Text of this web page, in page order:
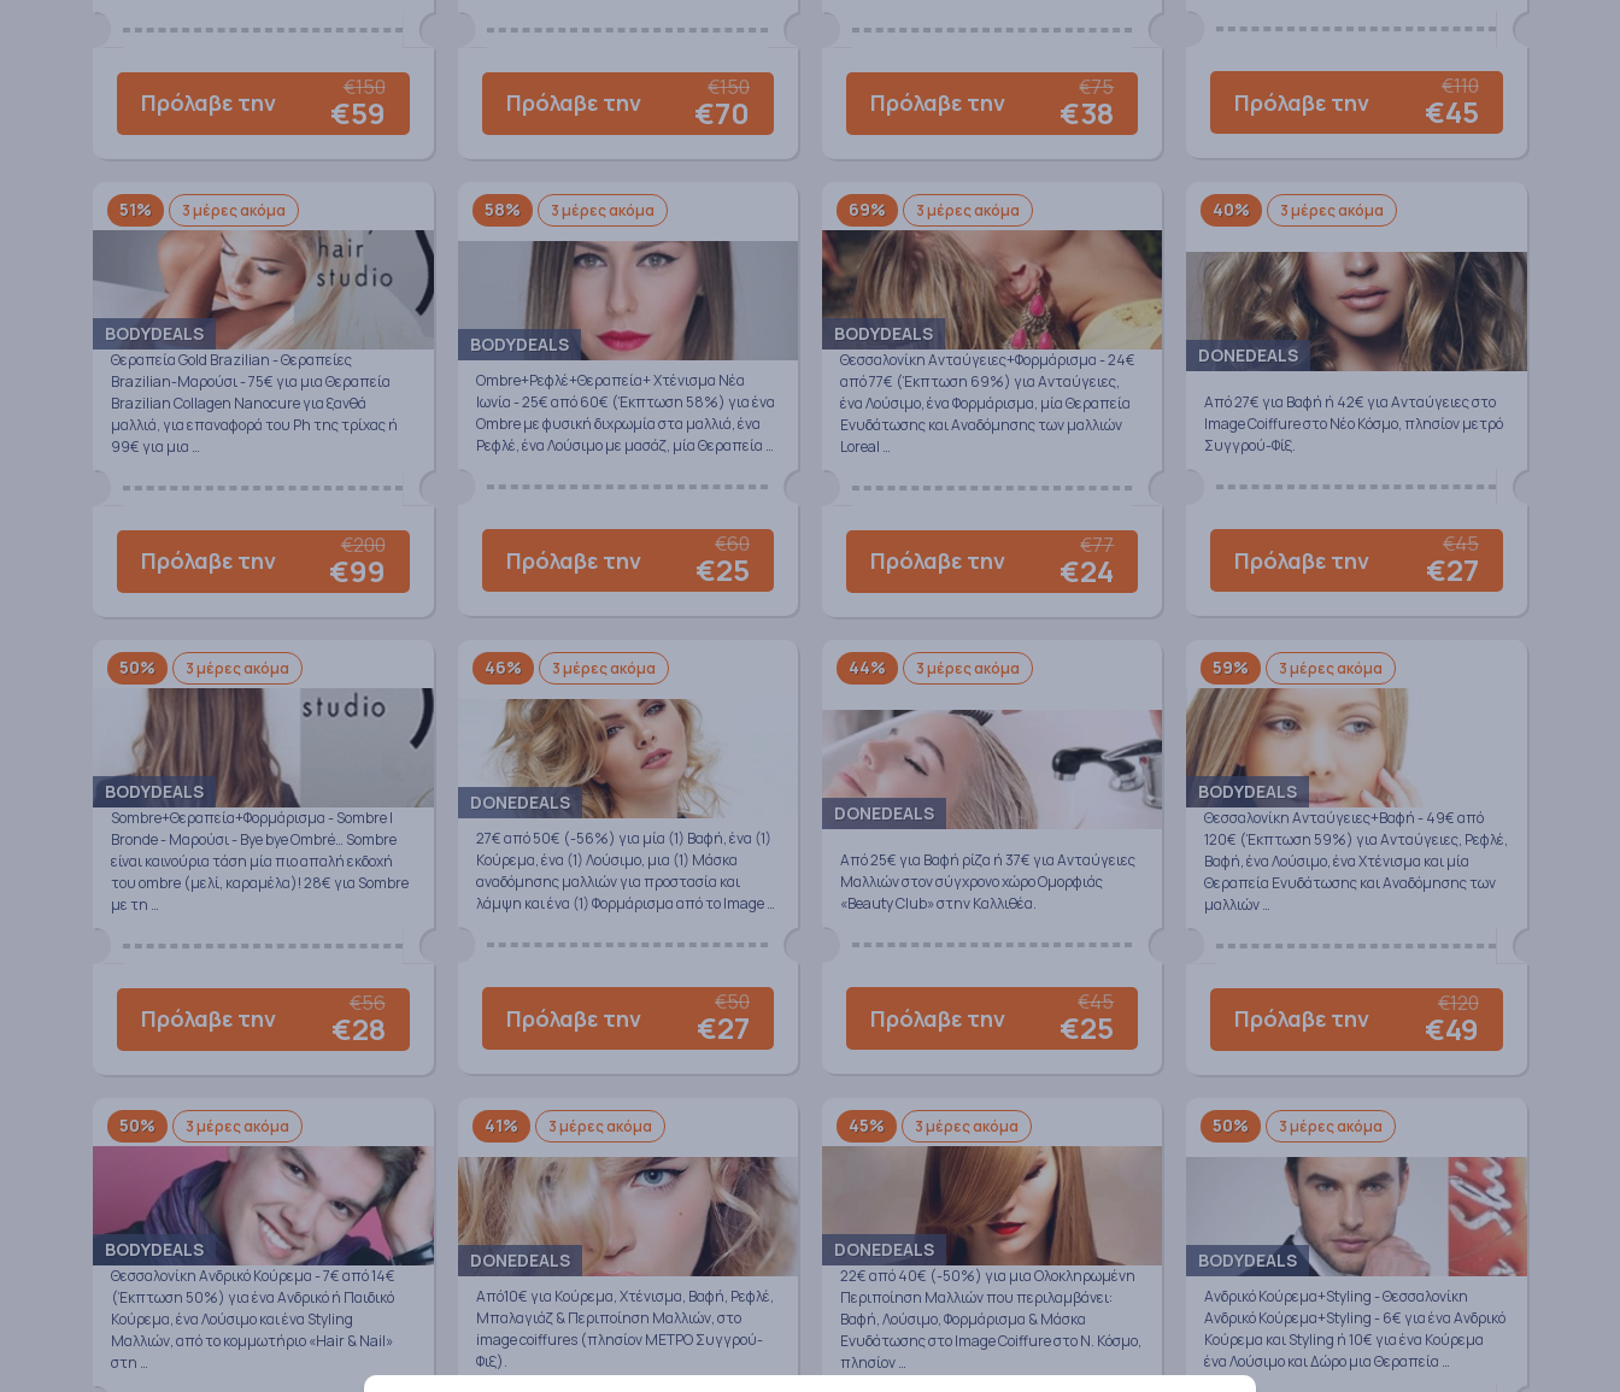
Πρόλαβε την
€150
€59 Πρόλαβε την
€150
€70 Πρόλαβε την
€75
€38 Πρόλαβε την
€110
€45
51% 3 μέρες ακόμα
BODYDEALS
Θεραπεία Gold Brazilian - Θεραπείες
Brazilian-Μαρούσι - 75€ για μια Θεραπεία
Brazilian Collagen Nanocure για ξανθά
μαλλιά, για επαναφορά του Ph της τρίχας ή
99€ για μια …
Πρόλαβε την
€200
€99
58% 3 μέρες ακόμα
BODYDEALS
Ombre+Ρεφλέ+Θεραπεία+ Χτένισμα Νέα
Ιωνία - 25€ από 60€ (Έκπτωση 58%) για ένα
Ombre με φυσική διχρωμία στα μαλλιά, ένα
Ρεφλέ, ένα Λούσιμο με μασάζ, μία Θεραπεία …
Πρόλαβε την
€60
€25
69% 3 μέρες ακόμα
BODYDEALS
Θεσσαλονίκη Ανταύγειες+Φορμάρισμα - 24€
από 77€ (Έκπτωση 69%) για Ανταύγειες,
ένα Λούσιμο, ένα Φορμάρισμα, μία Θεραπεία
Ενυδάτωσης και Αναδόμησης των μαλλιών
Loreal …
Πρόλαβε την
€77
€24
40% 3 μέρες ακόμα
DONEDEALS
Από 27€ για Βαφή ή 42€ για Ανταύγειες στο
Image Coiffure στο Νέο Κόσμο, πλησίον μετρό
Συγγρού-Φίξ.
Πρόλαβε την
€45
€27
50% 3 μέρες ακόμα
BODYDEALS
Sombre+Θεραπεία+Φορμάρισμα - Sombre |
Bronde - Μαρούσι - Bye bye Ombré… Sombre
είναι καινούρια τάση μία πιο απαλή εκδοχή
του ombre (μελί, καραμέλα)! 28€ για Sombre
με τη …
Πρόλαβε την
€56
€28
46% 3 μέρες ακόμα
DONEDEALS
27€ από 50€ (-56%) για μία (1) Βαφή, ένα (1)
Κούρεμα, ένα (1) Λούσιμο, μια (1) Μάσκα
αναδόμησης μαλλιών για προστασία και
λάμψη και ένα (1) Φορμάρισμα από το Image …
Πρόλαβε την
€50
€27
44% 3 μέρες ακόμα
DONEDEALS
Από 25€ για Βαφή ρίζα ή 37€ για Ανταύγειες
Μαλλιών στον σύγχρονο χώρο Ομορφιάς
«Beauty Club» στην Καλλιθέα.
Πρόλαβε την
€45
€25
59% 3 μέρες ακόμα
BODYDEALS
Θεσσαλονίκη Ανταύγειες+Βαφή - 49€ από
120€ (Έκπτωση 59%) για Ανταύγειες, Ρεφλέ,
Βαφή, ένα Λούσιμο, ένα Χτένισμα και μία
Θεραπεία Ενυδάτωσης και Αναδόμησης των
μαλλιών …
Πρόλαβε την
€120
€49
50% 3 μέρες ακόμα
BODYDEALS
Θεσσαλονίκη Ανδρικό Κούρεμα - 7€ από 14€
(Έκπτωση 50%) για ένα Ανδρικό ή Παιδικό
Κούρεμα, ένα Λούσιμο και ένα Styling
Μαλλιών, από το κομμωτήριο «Hair & Nail»
στη …
41% 3 μέρες ακόμα
DONEDEALS
Από10€ για Κούρεμα, Χτένισμα, Βαφή, Ρεφλέ,
Μπαλαγιάζ & Περιποίηση Μαλλιών, στο
image coiffures (πλησίον ΜΕΤΡΟ Συγγρού-
Φιξ).
45% 3 μέρες ακόμα
DONEDEALS
22€ από 40€ (-50%) για μια Ολοκληρωμένη
Περιποίηση Μαλλιών που περιλαμβάνει:
Βαφή, Λούσιμο, Φορμάρισμα & Μάσκα
Ενυδάτωσης στο Image Coiffure στο Ν. Κόσμο,
πλησίον …
50% 3 μέρες ακόμα
BODYDEALS
Ανδρικό Κούρεμα+Styling - Θεσσαλονίκη
Ανδρικό Κούρεμα+Styling - 6€ για ένα Ανδρικό
Κούρεμα και Styling ή 10€ για ένα Κούρεμα
ένα Λούσιμο και Δώρο μια Θεραπεία …